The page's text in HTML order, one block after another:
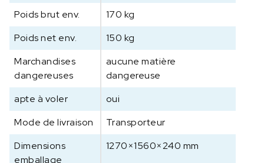
Poids brut env.
170 kg
Poids net env.
150 kg
Marchandises
dangereuses
aucune matière
dangereuse
apte à voler
oui
Mode de livraison
Transporteur
Dimensions
emballage
1270×1560×240 mm